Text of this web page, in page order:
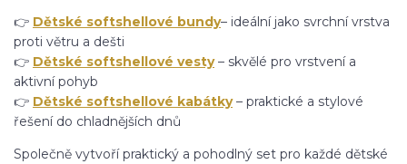
👉 Dětské softshellové bundy– ideální jako svrchní vrstva
proti větru a dešti
👉 Dětské softshellové vesty– skvělé pro vrstvení a
aktivní pohyb
👉 Dětské softshellové kabátky– praktické a stylové
řešení do chladnějších dnů
Společně vytvoří praktický a pohodlný set pro každé dětské